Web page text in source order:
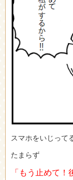
スマホをいじって
たまらず
「もう止めて！